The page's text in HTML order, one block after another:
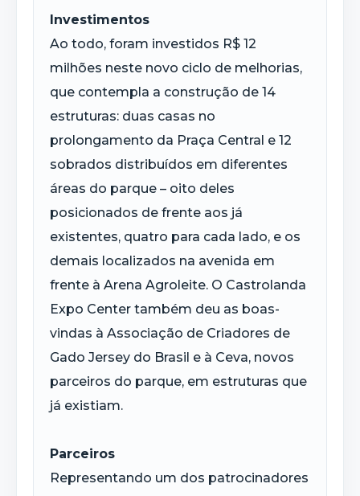
Investimentos
Ao todo, foram investidos R$ 12
milhões neste novo ciclo de melhorias,
que contempla a construção de 14
estruturas: duas casas no
prolongamento da Praça Central e 12
sobrados distribuídos em diferentes
áreas do parque – oito deles
posicionados de frente aos já
existentes, quatro para cada lado, e os
demais localizados na avenida em
frente à Arena Agroleite. O Castrolanda
Expo Center também deu as boas-
vindas à Associação de Criadores de
Gado Jersey do Brasil e à Ceva, novos
parceiros do parque, em estruturas que
já existiam.
Parceiros
Representando um dos patrocinadores